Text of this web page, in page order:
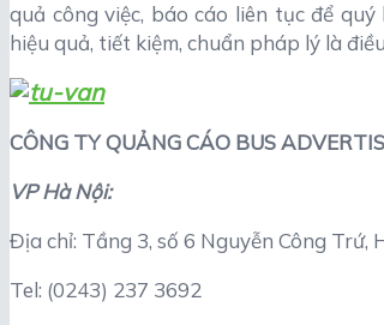
quả công việc, báo cáo liên tục để
hiệu quả, tiết kiệm, chuẩn pháp lý là
CÔNG TY QUẢNG CÁO BUS
VP Hà Nội:
Địa chỉ: Tầng 3, số 6 Nguyễn Công Trứ,
Tel: (0243) 237 3692